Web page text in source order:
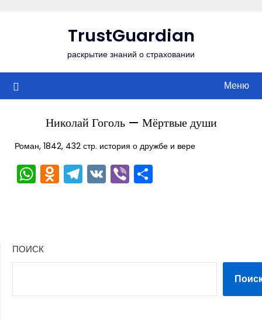
TrustGuardian
раскрытие знаний о страховании
Меню
Николай Гоголь — Мёртвые души
Роман, 1842, 432 стр. история о дружбе и вере
WhatsApp
Odnoklassniki
Telegram
VKViber
ПОИСК